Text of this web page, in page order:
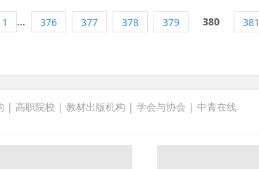
1 ... 376 377 378 379 380 381
| 高职院校 | 教材出版机构 | 学会与协会 | 中青在线